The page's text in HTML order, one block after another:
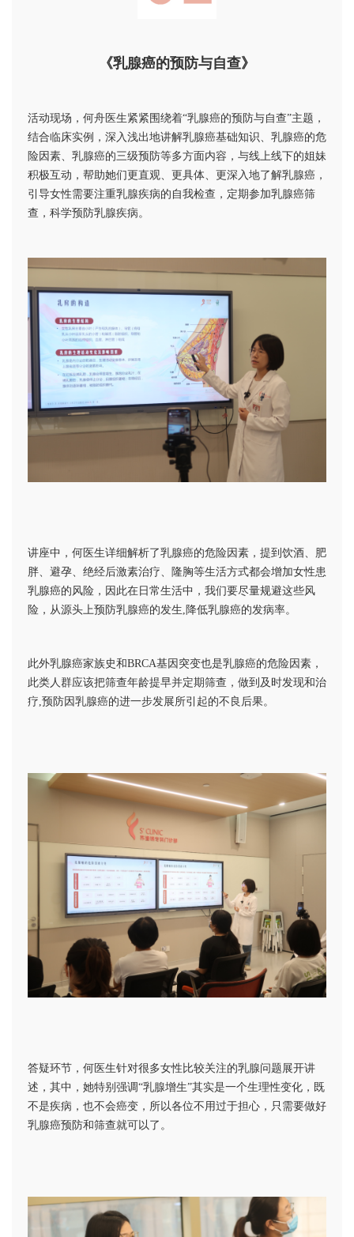
《乳腺癌的预防与自查》
活动现场，何舟医生紧紧围绕着“乳腺癌的预防与自查”主题，
结合临床实例，深入浅出地讲解乳腺癌基础知识、乳腺癌的危
险因素、乳腺癌的三级预防等多方面内容，与线上线下的姐妹
积极互动，帮助她们更直观、更具体、更深入地了解乳腺癌，
引导女性需要注重乳腺疾病的自我检查，定期参加乳腺癌筛
查，科学预防乳腺疾病。
讲座中，何医生详细解析了乳腺癌的危险因素，提到饮酒、肥
胖、避孕、绝经后激素治疗、隆胸等生活方式都会增加女性患
乳腺癌的风险，因此在日常生活中，我们要尽量规避这些风
险，从源头上预防乳腺癌的发生,降低乳腺癌的发病率。
此外乳腺癌家族史和BRCA基因突变也是乳腺癌的危险因素，
此类人群应该把筛查年龄提早并定期筛查，做到及时发现和治
疗,预防因乳腺癌的进一步发展所引起的不良后果。
答疑环节，何医生针对很多女性比较关注的乳腺问题展开讲
述，其中，她特别强调“乳腺增生”其实是一个生理性变化，既
不是疾病，也不会癌变，所以各位不用过于担心，只需要做好
乳腺癌预防和筛查就可以了。